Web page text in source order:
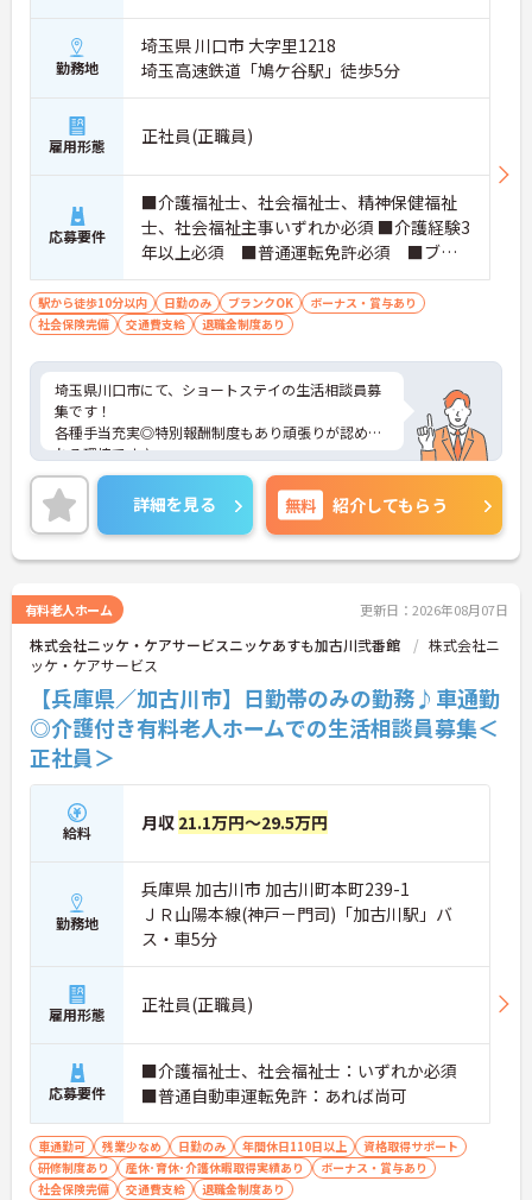
勤務地
埼玉県 川口市 大字里1218
埼玉高速鉄道「鳩ケ谷駅」徒歩5分
雇用形態 正社員(正職員)
応募要件
■介護福祉士、社会福祉士、精神保健福祉
士、社会福祉主事いずれか必須 ■介護経験3
年以上必須 ■普通運転免許必須 ■ブラ
ンク可能
駅から徒歩10分以内 日勤のみ ブランクOK
ボーナス・賞与あり
社会保険完備
交通費支給 退職金制度あり
埼玉県川口市にて、ショートステイの生活相談員募
集です！
各種手当充実◎特別報酬制度もあり頑張りが認めら
れる環境です♪
ご興味のある方には、面接対策ポイントなどさらに
詳細をお話いたしますので、お気軽にご相談くださ
い。
詳細を見る 無料 紹介してもらう
有料老人ホーム 更新日：2026年08月07日
株式会社ニッケ・ケアサービスニッケあすも加古川弐番館
株式会社ニ
ッケ・ケアサービス
【兵庫県／加古川市】日勤帯のみの勤務♪車通勤
◎介護付き有料老人ホームでの生活相談員募集＜
正社員＞
給料 月収 21.1万円～29.5万円
勤務地
兵庫県 加古川市 加古川町本町239-1
ＪＲ山陽本線(神戸－門司)「加古川駅」バ
ス・車5分
雇用形態 正社員(正職員)
応募要件
■介護福祉士、社会福祉士：いずれか必須
■普通自動車運転免許：あれば尚可
車通勤可 残業少なめ 日勤のみ 年間休日110日以上
資格取得サポート
研修制度あり
産休･育休･介護休暇取得実績あり
ボーナス・賞与あり
社会保険完備
交通費支給 退職金制度あり